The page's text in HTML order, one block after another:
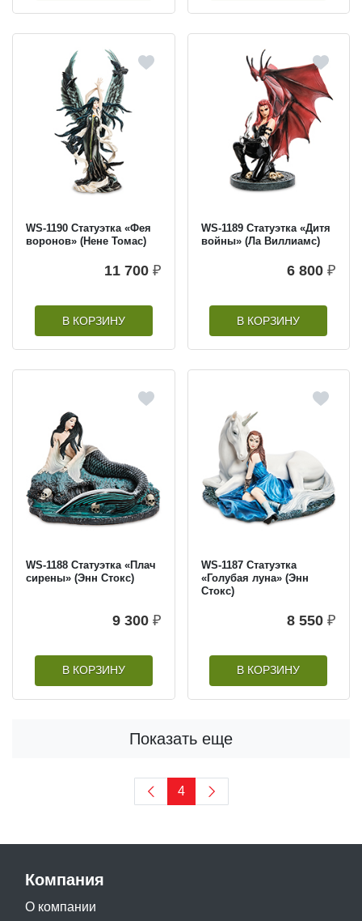
WS-1190 Статуэтка «Фея
воронов» (Нене Томас)
11 700 ₽
В КОРЗИНУ
WS-1189 Статуэтка «Дитя
войны» (Ла Виллиамс)
6 800 ₽
В КОРЗИНУ
WS-1188 Статуэтка «Плач
сирены» (Энн Стокс)
9 300 ₽
В КОРЗИНУ
WS-1187 Статуэтка
«Голубая луна» (Энн
Стокс)
8 550 ₽
В КОРЗИНУ
Показать еще
4
Компания
О компании